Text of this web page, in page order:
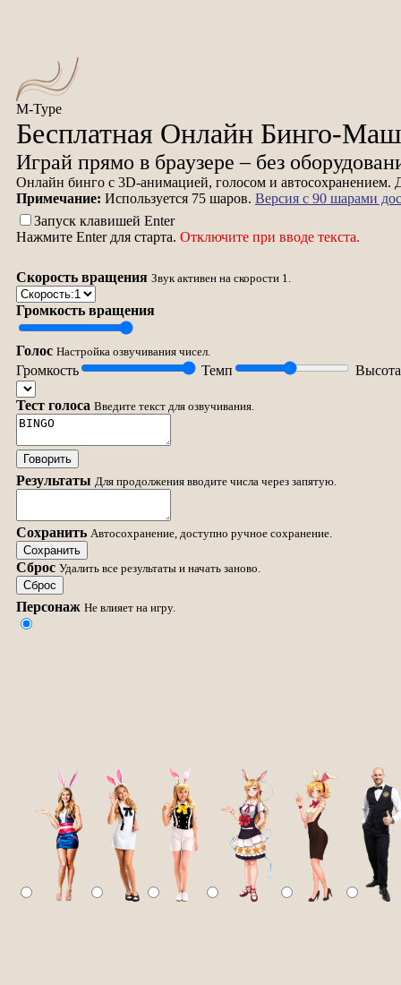
M-Type
Бесплатная Онлайн Бинго-
Играй прямо в браузере – без
Онлайн бинго с 3D-анимацией, голосом и автосохранением.
Примечание: Используется 75 шаров. Версия с 90 шарами
Запуск клавишей Enter
Нажмите Enter для старта. Отключите при вводе текста.
Скорость вращения Звук активен на скорости 1.
Громкость вращения
Голос Настройка озвучивания чисел.
Громкость Темп Высота
Тест голоса Введите текст для озвучивания.
Говорить
Результаты Для продолжения вводите числа через запятую.
Сохранить Автосохранение, доступно ручное сохранение.
Сохранить
Сброс Удалить все результаты и начать заново.
Сброс
Персонаж Не влияет на игру.